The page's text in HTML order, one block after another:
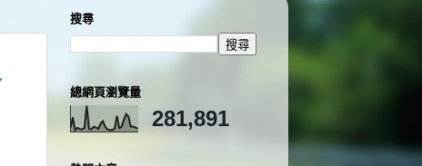
搜尋
總網頁瀏覽量
281,891